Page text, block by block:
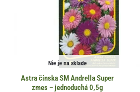
Nie je na sklade
Astra čínska SM Andrella Super
zmes – jednoduchá 0,5g